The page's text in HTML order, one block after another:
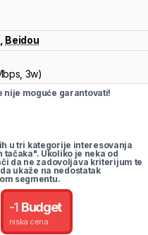
Beidou
3w)
nije moguće garantovati!
u tri kategorije interesovanja
Ukoliko je neka od
da ne zadovoljava kriterijum te
ukaže na nedostatak
segmentu.
-1 Budget
niska cena